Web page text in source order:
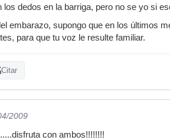
dedos en la barriga, pero no se yo si
embarazo, supongo que en los últimos
para que tu voz le resulte familiar.
Citar
2009
con ambos!!!!!!!!